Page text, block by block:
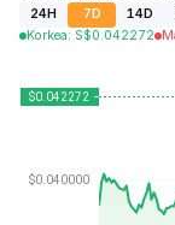
24H 7D 14D
Korkea: S$0.042272